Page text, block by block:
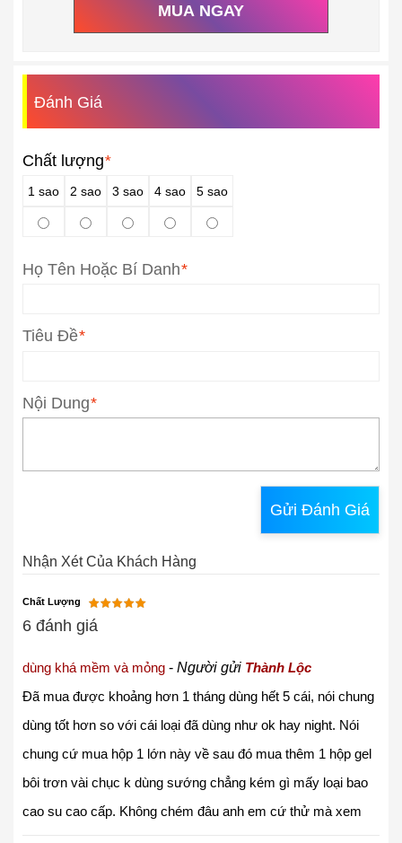
MUA NGAY
Đánh Giá
Chất lượng*
1 sao 2 sao 3 sao 4 sao 5 sao
*
Họ Tên Hoặc Bí Danh
*
Tiêu Đề
*
Nội Dung
Gửi Đánh Giá
Nhận Xét Của Khách Hàng
Chất Lượng
6 đánh giá
dùng khá mềm và mỏng - Người gửi Thành Lộc
Đã mua được khoảng hơn 1 tháng dùng hết 5 cái, nói chung
dùng tốt hơn so với cái loại đã dùng như ok hay night. Nói
chung cứ mua hộp 1 lớn này về sau đó mua thêm 1 hộp gel
bôi trơn vài chục k dùng sướng chẳng kém gì mấy loại bao
cao su cao cấp. Không chém đâu anh em cứ thử mà xem